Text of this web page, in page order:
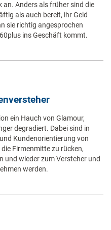
Anders als früher sind die
als auch bereit, ihr Geld
sie richtig angesprochen
ins Geschäft kommt.
ein Hauch von Glamour,
degradiert. Dabei sind in
Kundenorientierung von
Firmenmitte zu rücken,
und wieder zum Versteher und
werden.